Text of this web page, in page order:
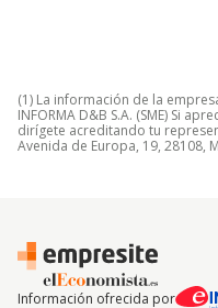
(1) La información de la
INFORMA D&B S.A. (SME) Si
dirígete acreditando tu
Avenida de Europa, 19, 28108,
Información ofrecida por